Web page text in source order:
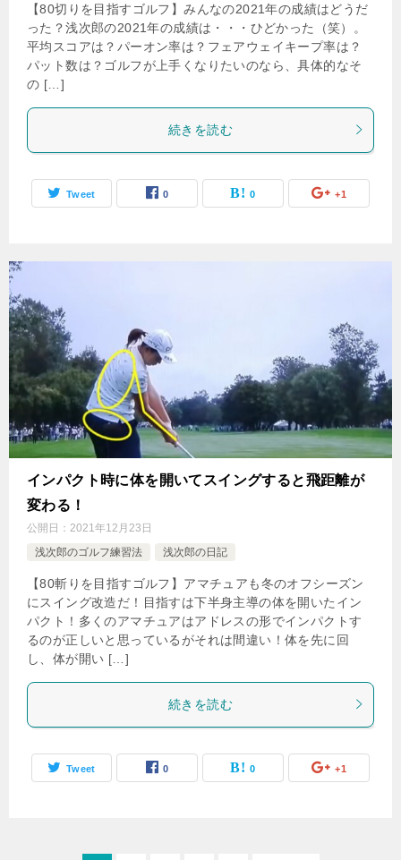
【80切りを目指すゴルフ】みんなの2021年の成績はどうだ
った？浅次郎の2021年の成績は・・・ひどかった（笑）。
平均スコアは？パーオン率は？フェアウェイキープ率は？
パット数は？ゴルフが上手くなりたいのなら、具体的なそ
の […]
続きを読む
Tweet 0 0 +1
インパクト時に体を開いてスイングすると飛距離が
変わる！
公開日： 2021年12月23日
浅次郎のゴルフ練習法
浅次郎の日記
【80斬りを目指すゴルフ】アマチュアも冬のオフシーズン
にスイング改造だ！目指すは下半身主導の体を開いたイン
パクト！多くのアマチュアはアドレスの形でインパクトす
るのが正しいと思っているがそれは間違い！体を先に回
し、体が開い […]
続きを読む
Tweet 0 0 +1